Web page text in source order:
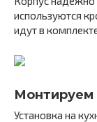
используются
идут в
Монтируем
Установка на